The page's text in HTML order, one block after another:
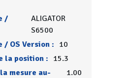
/
ALIGATOR
S6500
/ OS Version :
10
la position : 15.3
mesure au-
1.00